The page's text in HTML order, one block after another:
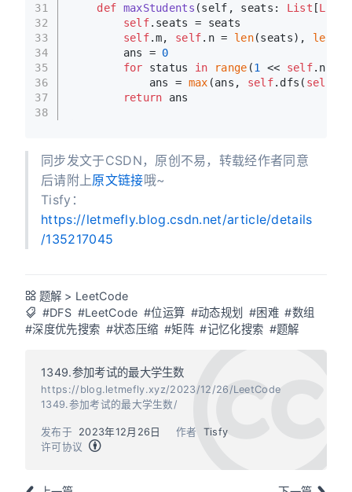
31
32
33
34
35
36
37
38
def maxStudents (self, seats: List [List
self.seats = seats
self.m, self.n = len(seats), len
        ans =
0
for status in range (1 << self.n):
            ans =
max (ans, self.dfs( self
return ans
同步发文于CSDN，原创不易，转载经作者同意
后请附上原文链接哦~
Tisfy：
https://letmefly.blog.csdn.net/article/details
/135217045
题解 > LeetCode
#DFS #LeetCode #位运算 #动态规划 #困难 #数组
#深度优先搜索 #状态压缩 #矩阵 #记忆化搜索 #题解
1349.参加考试的最大学生数
https://blog.letmefly.xyz/2023/12/26/LeetCode
1349.参加考试的最大学生数/
作者 Tisfy
发布于
2023年12月26日
许可协议